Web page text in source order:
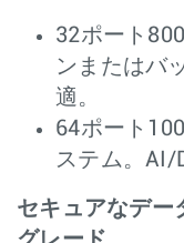
32ポート
ンまたはバ
適。
64ポート
ステム。AI/
セキュアなデー